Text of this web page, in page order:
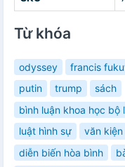
Từ khóa
odyssey francis
putin
trump
sách
bình luận khoa học bộ
luật hình sự
văn
diễn biến hòa bình